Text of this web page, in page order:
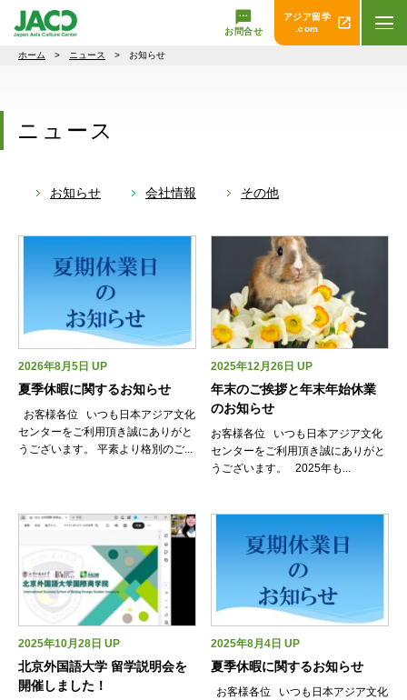
留学について 中国について 台湾について お申込みの流
沿革 ビジョン IR情報 採用情報
050-3385-3602
お問合せ
アジア留学
.com
ホーム > ニュース > お知らせ
ニュース
お知らせ 会社情報 その他
2026年8月5日 UP
夏季休暇に関するお知らせ
お客様各位 いつも日本アジア文化
センターをご利用頂き誠にありがと
うございます。 平素より格別のご...
2025年12月26日 UP
年末のご挨拶と年末年始休業
のお知らせ
お客様各位 いつも日本アジア文化
センターをご利用頂き誠にありがと
うございます。 2025年も...
2025年10月28日 UP
北京外国語大学 留学説明会を
開催しました！
2025年8月4日 UP
夏季休暇に関するお知らせ
お客様各位 いつも日本アジア文化